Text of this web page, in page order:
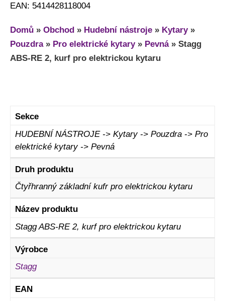
EAN: 5414428118004
Domů » Obchod » Hudební nástroje » Kytary»
Pouzdra» Pro elektrické kytary» Pevná» Stagg
ABS-RE 2, kurf pro elektrickou kytaru
Sekce
HUDEBNÍ NÁSTROJE -> Kytary -> Pouzdra -> Pro
elektrické kytary -> Pevná
Druh produktu
Čtyřhranný základní kufr pro elektrickou kytaru
Název produktu
Stagg ABS-RE 2, kurf pro elektrickou kytaru
Výrobce
Stagg
EAN